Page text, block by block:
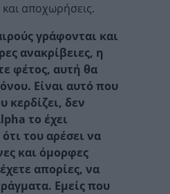
αποχωρήσεις.
γράφονται και
ανακρίβειες, η
φέτος, αυτή θα
Είναι αυτό που
κερδίζει, δεν
το έχει
του αρέσει να
και όμορφες
απορίες, να
Εμείς που